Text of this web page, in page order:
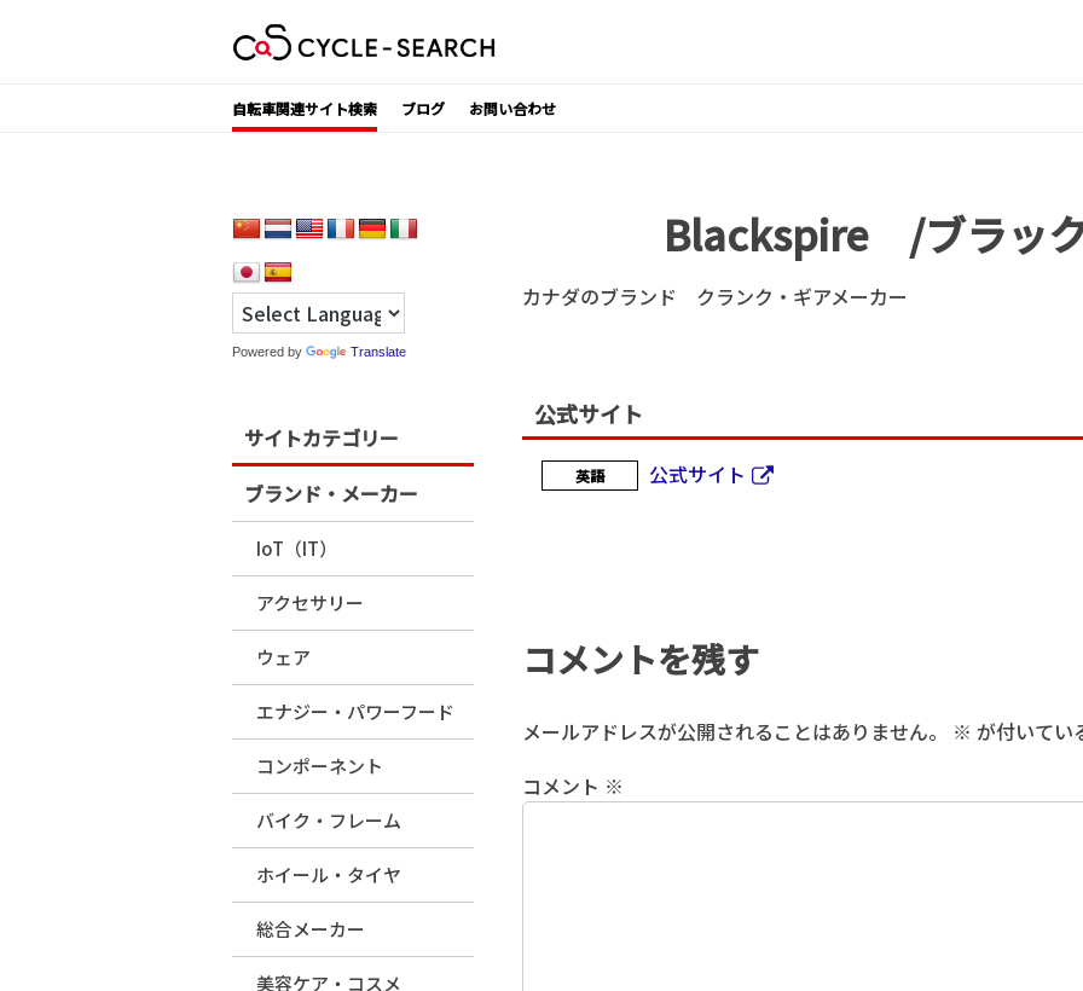
自転車関連サイト検索 ブログ お問い合わせ
Blackspire /ブラッ
カナダのブランド クランク・ギアメーカー
公式サイト
英語 公式サイト
コメントを残す
メールアドレスが公開されることはありません。 ※ が付いてい
コメント ※
Powered by Translate
サイトカテゴリー
ブランド・メーカー
IoT（IT）
アクセサリー
ウェア
エナジー・パワーフード
コンポーネント
バイク・フレーム
ホイール・タイヤ
総合メーカー
美容ケア・コスメ